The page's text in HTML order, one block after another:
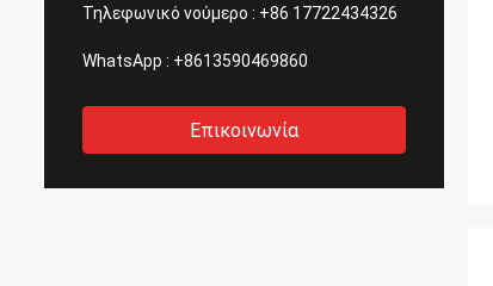
Τηλεφωνικό νούμερο : +86 17722434326
WhatsApp : +8613590469860
Επικοινωνία